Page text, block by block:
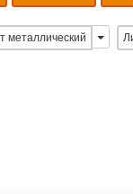
металлический